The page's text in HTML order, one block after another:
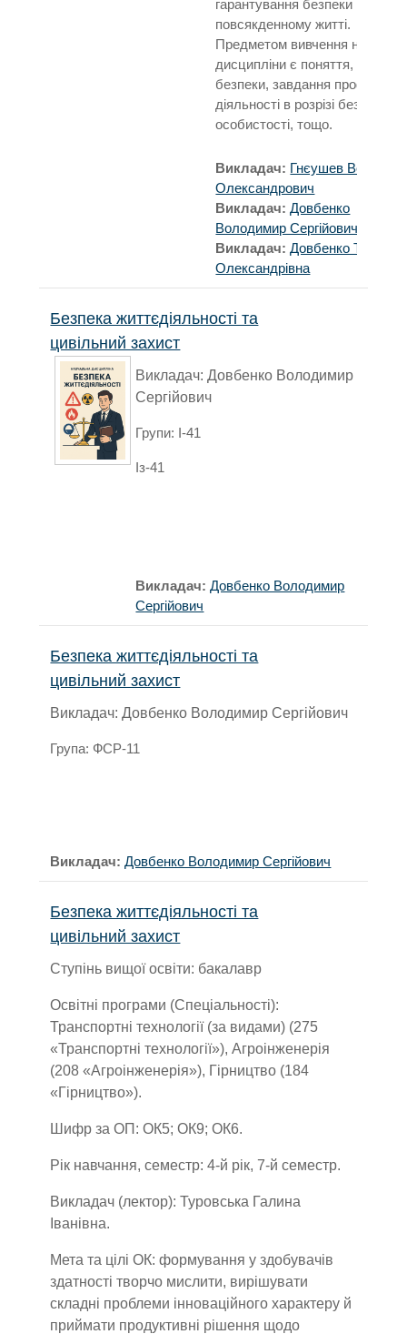
гарантування безпеки в
повсякденному житті.
Предметом вивчення
дисципліни є поняття, моделі
безпеки, завдання
діяльності в розрізі безпеки
особистості, тощо.
Викладач: Гнєушев
Олександрович
Викладач:Довбенко
Володимир Сергійович
Викладач:Довбенко Тетяна
Олександрівна
Безпека життєдіяльності та
цивільний захист
Викладач: Довбенко Володимир
Сергійович
Групи: І-41
Із-41
Викладач:Довбенко Володимир
Сергійович
Безпека життєдіяльності та
цивільний захист
Викладач: Довбенко Володимир Сергійович
Група: ФСР-11
Викладач:Довбенко Володимир Сергійович
Безпека життєдіяльності та
цивільний захист
Ступінь вищої освіти: бакалавр
Освітні програми (Спеціальності):
Транспортні технології (за видами) (275
«Транспортні технології»), Агроінженерія
(208 «Агроінженерія»), Гірництво (184
«Гірництво»).
Шифр за ОП: ОК5; ОК9; ОК6.
Рік навчання, семестр: 4-й рік, 7-й семестр.
Викладач (лектор): Туровська Галина
Іванівна.
Мета та цілі ОК: формування у здобувачів
здатності творчо мислити, вирішувати
складні проблеми інноваційного характеру й
приймати продуктивні рішення щодо